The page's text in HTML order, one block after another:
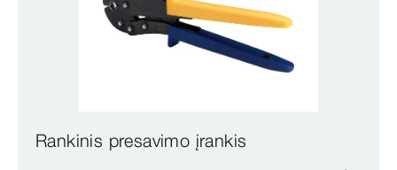
Rankinis presavimo įrankis